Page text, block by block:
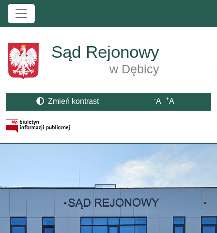
Przejdź do treści
Sąd Rejonowy
w Dębicy
Zmień kontrast -A +A
Strona BIP otwiera się w nowym oknie